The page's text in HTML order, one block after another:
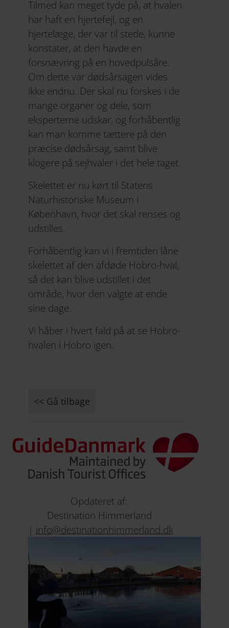
Tilmed kan meget tyde på, at hvalen
har haft en hjertefejl, og en
hjertelæge, der var til stede, kunne
konstater, at den havde en
forsnævring på en hovedpulsåre.
Om dette var dødsårsagen vides
ikke endnu. Der skal nu forskes i de
mange organer og dele, som
eksperterne udskar, og forhåbentlig
kan man komme tættere på den
præcise dødsårsag, samt blive
klogere på sejhvaler i det hele taget.
Skelettet er nu kørt til Statens
Naturhistoriske Museum i
København, hvor det skal renses og
udstilles.
Forhåbentlig kan vi i fremtiden låne
skelettet af den afdøde Hobro-hval,
så det kan blive udstillet i det
område, hvor den valgte at ende
sine dage.
Vi håber i hvert fald på at se Hobro-
hvalen i Hobro igen.
<< Gå tilbage
Opdateret af:
Destination Himmerland
| info@destinationhimmerland.dk